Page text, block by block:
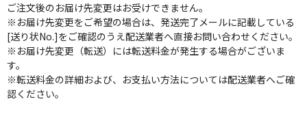
ご注文後のお届け先変更はお受けできません。
※お届け先変更をご希望の場合は、発送完了メールに記載している
[送り状No.]をご確認のうえ配送業者へ直接お問い合わせください。
※お届け先変更（転送）には転送料金が発生する場合がございま
す。
※転送料金の詳細および、お支払い方法については配送業者へご確
認ください。